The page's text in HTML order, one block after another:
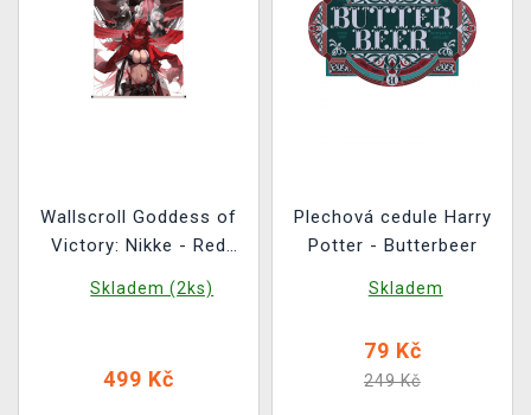
Wallscroll Goddess of
Victory: Nikke - Red
Scarlet, Dorothy &
Skladem (2ks)
499 Kč
Plechová cedule Harry
Potter - Butterbeer
Skladem
79 Kč
249 Kč